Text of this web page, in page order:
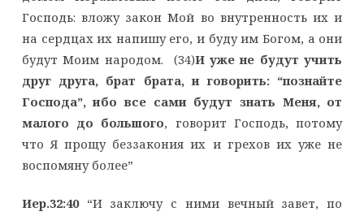
Господь: вложу закон Мой во внутренность их и
на сердцах их напишу его, и буду им Богом, а они
будут Моим народом. (34)И уже не будут учить
друг друга, брат брата, и говорить: “познайте
Господа”, ибо все сами будут знать Меня, от
малого до большого, говорит Господь, потому
что Я прощу беззакония их и грехов их уже не
воспомяну более”
Иер.32:40“И заключу с ними вечный завет, по